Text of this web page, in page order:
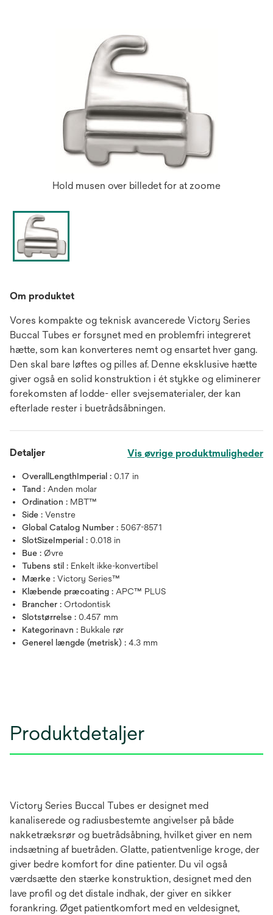
Hold musen over billedet for at zoome
Om produktet
Vores kompakte og teknisk avancerede Victory Series
Buccal Tubes er forsynet med en problemfri integreret
hætte, som kan konverteres nemt og ensartet hver gang.
Den skal bare løftes og pilles af. Denne eksklusive hætte
giver også en solid konstruktion i ét stykke og eliminerer
forekomsten af lodde- eller svejsematerialer, der kan
efterlade rester i buetrådsåbningen.
Detaljer Vis øvrige produktmuligheder
OverallLengthImperial : 0.17 in
Tand : Anden molar
Ordination : MBT™
Side : Venstre
Global Catalog Number : 5067-8571
SlotSizeImperial : 0.018 in
Bue : Øvre
Tubens stil : Enkelt ikke-konvertibel
Mærke : Victory Series™
Klæbende præcoating : APC™ PLUS
Brancher : Ortodontisk
Slotstørrelse : 0.457 mm
Kategorinavn : Bukkale rør
Generel længde (metrisk) : 4.3 mm
Produktdetaljer
Victory Series Buccal Tubes er designet med
kanaliserede og radiusbestemte angivelser på både
nakketræksrør og buetrådsåbning, hvilket giver en nem
indsætning af buetråden. Glatte, patientvenlige kroge, der
giver bedre komfort for dine patienter. Du vil også
værdsætte den stærke konstruktion, designet med den
lave profil og det distale indhak, der giver en sikker
forankring. Øget patientkomfort med en veldesignet,